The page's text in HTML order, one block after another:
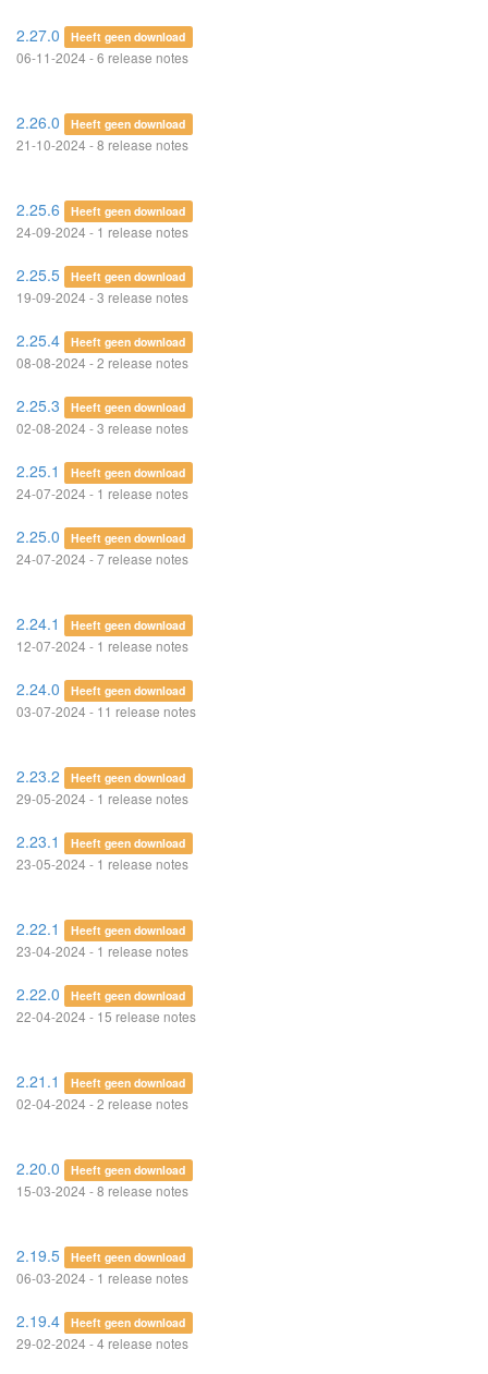
2.27.0 Heeft geen download
06-11-2024 - 6 release notes
2.26.0 Heeft geen download
21-10-2024 - 8 release notes
2.25.6 Heeft geen download
24-09-2024 - 1 release notes
2.25.5 Heeft geen download
19-09-2024 - 3 release notes
2.25.4 Heeft geen download
08-08-2024 - 2 release notes
2.25.3 Heeft geen download
02-08-2024 - 3 release notes
2.25.1 Heeft geen download
24-07-2024 - 1 release notes
2.25.0 Heeft geen download
24-07-2024 - 7 release notes
2.24.1 Heeft geen download
12-07-2024 - 1 release notes
2.24.0 Heeft geen download
03-07-2024 - 11 release notes
2.23.2 Heeft geen download
29-05-2024 - 1 release notes
2.23.1 Heeft geen download
23-05-2024 - 1 release notes
2.22.1 Heeft geen download
23-04-2024 - 1 release notes
2.22.0 Heeft geen download
22-04-2024 - 15 release notes
2.21.1 Heeft geen download
02-04-2024 - 2 release notes
2.20.0 Heeft geen download
15-03-2024 - 8 release notes
2.19.5 Heeft geen download
06-03-2024 - 1 release notes
2.19.4 Heeft geen download
29-02-2024 - 4 release notes